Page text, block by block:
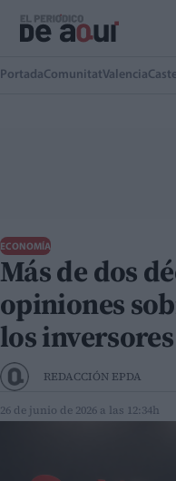
PortadaComunitatValencia
ECONOMÍA
Más de dos
opiniones
los
REDACCIÓN EPDA
26 de junio de 2026 a las 12:34h